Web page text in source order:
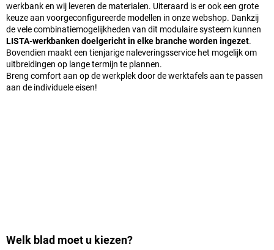
werkbank en wij leveren de materialen. Uiteraard is er ook een grote
keuze aan voorgeconfigureerde modellen in onze webshop. Dankzij
de vele combinatiemogelijkheden van dit modulaire systeem kunnen
LISTA-werkbanken doelgericht in elke branche worden ingezet.
Bovendien maakt een tienjarige naleveringsservice het mogelijk om
uitbreidingen op lange termijn te plannen.
Breng comfort aan op de werkplek door de werktafels aan te passen
aan de individuele eisen!
Welk blad moet u kiezen?